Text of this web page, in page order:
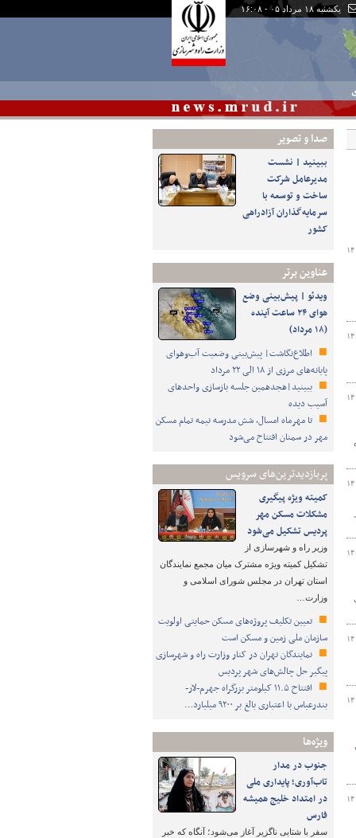
یکشنبه ۱۸ مرداد ۰۵ - ۱۶:۰۸
صدا و تصوير
ببینید | نشست
مدیرعامل شرکت
ساخت و توسعه با
سرمایه‌گذاران آزادراهی
کشور
عناوین برتر
ویدئو | پیش‌بینی وضع
هوای ۲۴ ساعت آینده
(۱۸ مرداد)
اطلاع‌نگاشت| پیش‌بینی وضعیت آب‌وهوای
پایانه‌های مرزی از ۱۸ الی ۲۲ مرداد
ببینید|هجدهمین جلسه بازسازی واحدهای
آسیب دیده
تا مهرماه امسال، شش مدرسه نیمه تمام مسکن
مهر در سمنان افتتاح می‌شود
پربازدیدترین‌های سرویس
کمیته ویژه پیگیری
مشکلات مسکن مهر
پردیس تشکیل می‌شود
وزیر راه و شهرسازی از
تشکیل کمیته ویژه مشترک میان مجمع نمایندگان
استان تهران در مجلس شورای اسلامی و
وزارت…
تعیین تکلیف پروژه‌های مسکن حمایتی اولویت
سازمان ملی زمین و مسکن است
نمایندگان تهران در کنار وزارت راه و شهرسازی
پیگیر حل چالش‌های شهر پردیس
افتتاح ۱۱.۵ کیلومتر بزرگراه جهرم-لار-
بندرعباس با اعتباری بالغ بر ۹۲۰۰ میلیارد…
ویژه‌ها
جنوب در مدار
تاب‌آوری؛ پایداری ملی
در امتداد خلیج همیشه
فارس
سفر با شتابی ناگزیر آغاز می‌شود؛ آنگاه که خبر
ماه